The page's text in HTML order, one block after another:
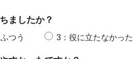
ましたか？
つう 3：役に立たなかった